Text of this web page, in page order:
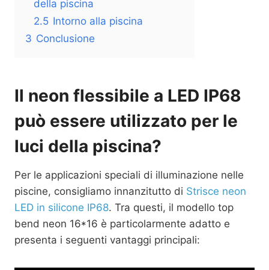
della piscina
2.5 Intorno alla piscina
3 Conclusione
Il neon flessibile a LED IP68
può essere utilizzato per le
luci della piscina?
Per le applicazioni speciali di illuminazione nelle
piscine, consigliamo innanzitutto di Strisce neon
LED in silicone IP68. Tra questi, il modello top
bend neon 16*16 è particolarmente adatto e
presenta i seguenti vantaggi principali: